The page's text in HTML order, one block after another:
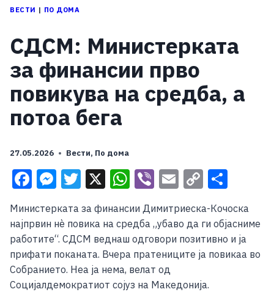
ВЕСТИ | ПО ДОМА
СДСМ: Министерката
за финансии прво
повикува на средба, а
потоа бега
27.05.2026 Вести, По дома
Facebook
Messenger
Twitter
X WhatsApp
ViberEmail
Copy
Link
Министерката за финансии Димитриеска-Кочоска
најпрвин нè повика на средба „убаво да ги објасниме
работите“. СДСМ веднаш одговори позитивно и ја
прифати поканата. Вчера пратениците ја повикаа во
Собранието. Неа ја нема, велат од
Социјалдемократиот сојуз на Македонија.